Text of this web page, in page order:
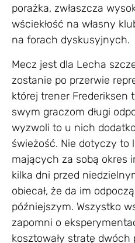
porażka, zwłaszcza
wściekłość na własny
na forach dyskusyjnych.
Mecz jest dla Lecha
zostanie po przerwie
której trener Frederiksen
swym graczom długi
wyzwoli to u nich
świeżość. Nie dotyczy to
mających za sobą okres
kilka dni przed
obiecał, że da im
późniejszym. Wszystko
zapomni o
kosztowały stratę